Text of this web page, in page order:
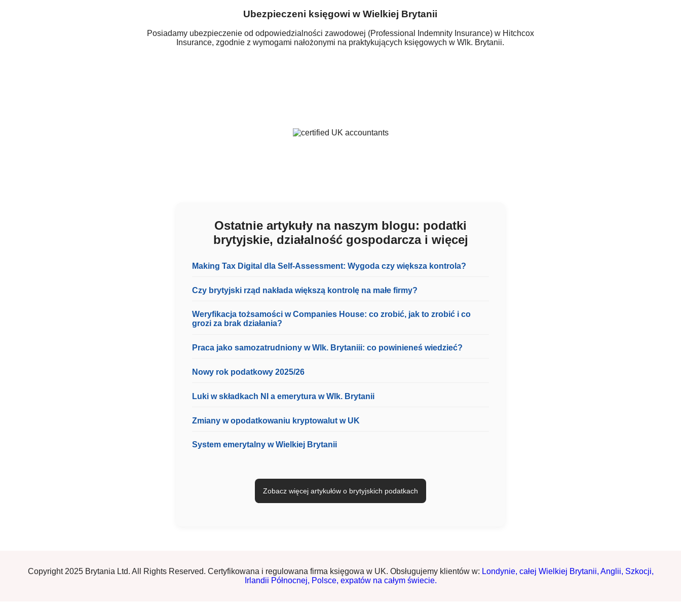
Ubezpieczeni księgowi w Wielkiej Brytanii
Posiadamy ubezpieczenie od odpowiedzialności zawodowej (Professional Indemnity Insurance) w Hitchcox
Insurance, zgodnie z wymogami nałożonymi na praktykujących księgowych w Wlk. Brytanii.
Ostatnie artykuły na naszym blogu: podatki
brytyjskie, działalność gospodarcza i więcej
Making Tax Digital dla Self-Assessment: Wygoda czy większa kontrola?
Czy brytyjski rząd nakłada większą kontrolę na małe firmy?
Weryfikacja tożsamości w Companies House: co zrobić, jak to zrobić i co
grozi za brak działania?
Praca jako samozatrudniony w Wlk. Brytaniii: co powinieneś wiedzieć?
Nowy rok podatkowy 2025/26
Luki w składkach NI a emerytura w Wlk. Brytanii
Zmiany w opodatkowaniu kryptowalut w UK
System emerytalny w Wielkiej Brytanii
Zobacz więcej artykułów o brytyjskich podatkach
Copyright 2025 Brytania Ltd. All Rights Reserved. Certyfikowana i regulowana firma księgowa w UK. Obsługujemy klientów w: Londynie, całej Wielkiej Brytanii, Anglii, Szkocji,
Irlandii Północnej, Polsce, expatów na całym świecie.